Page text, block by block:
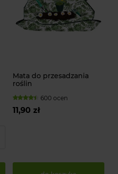
Mata do przesadzania
roślin
600 ocen
11,90 zł